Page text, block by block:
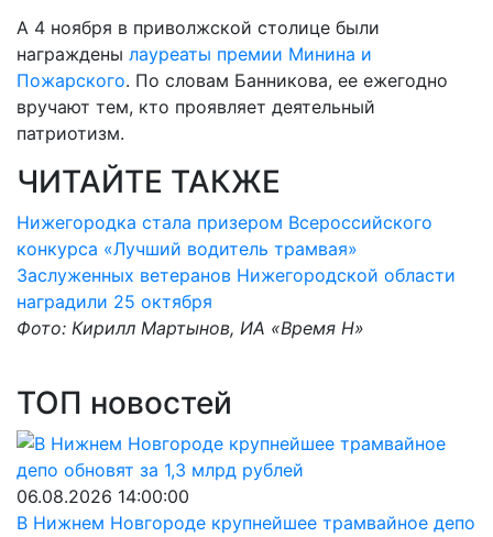
А 4 ноября в приволжской столице были
награждены лауреаты премии Минина и
Пожарского. По словам Банникова, ее ежегодно
вручают тем, кто проявляет деятельный
патриотизм.
ЧИТАЙТЕ ТАКЖЕ
Нижегородка стала призером Всероссийского
конкурса «Лучший водитель трамвая»
Заслуженных ветеранов Нижегородской области
наградили 25 октября
Фото: Кирилл Мартынов, ИА «Время Н»
ТОП новостей
06.08.2026 14:00:00
В Нижнем Новгороде крупнейшее трамвайное депо